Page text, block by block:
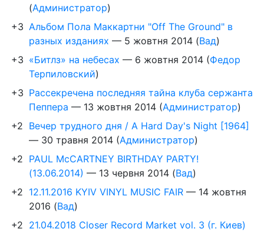
(Администратор)
+3 Альбом Пола Маккартни "Off The Ground" в
разных изданиях — 5 жовтня 2014 (Вад)
+3 «Битлз» на небесах — 6 жовтня 2014 (Федор
Терпиловский)
+3 Рассекречена последняя тайна клуба сержанта
Пеппера — 13 жовтня 2014 (Администратор)
+2 Вечер трудного дня / A Hard Day's Night [1964]
— 30 травня 2014 (Администратор)
+2 PAUL McCARTNEY BIRTHDAY PARTY!
(13.06.2014) — 13 червня 2014 (Вад)
+2 12.11.2016 KYIV VINYL MUSIC FAIR — 14 жовтня
2016 (Вад)
+2 21.04.2018 Closer Record Market vol. 3 (г. Киев)